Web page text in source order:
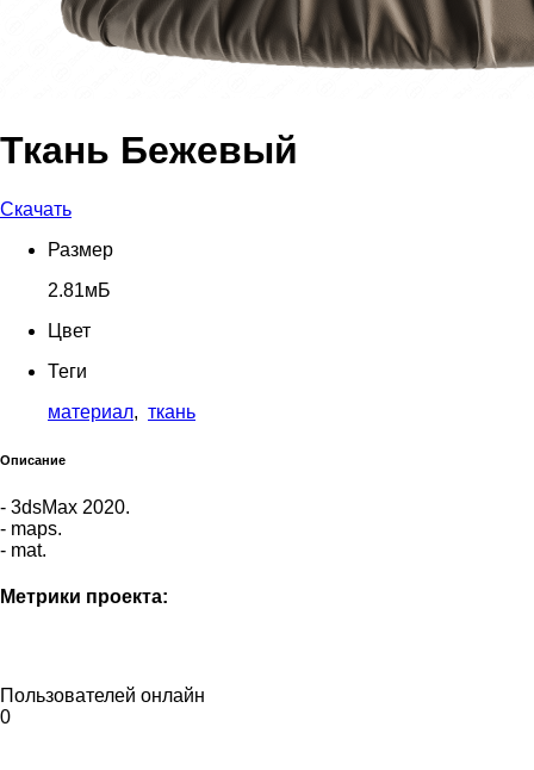
Ткань Бежевый
Скачать
Размер
2.81мБ
Цвет
Теги
материал, ткань
Описание
- 3dsMax 2020.
- maps.
- mat.
Метрики проекта:
Пользователей онлайн
0